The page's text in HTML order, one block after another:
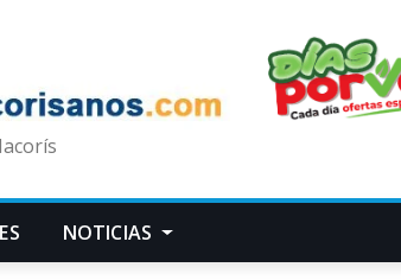
NOTICIAS